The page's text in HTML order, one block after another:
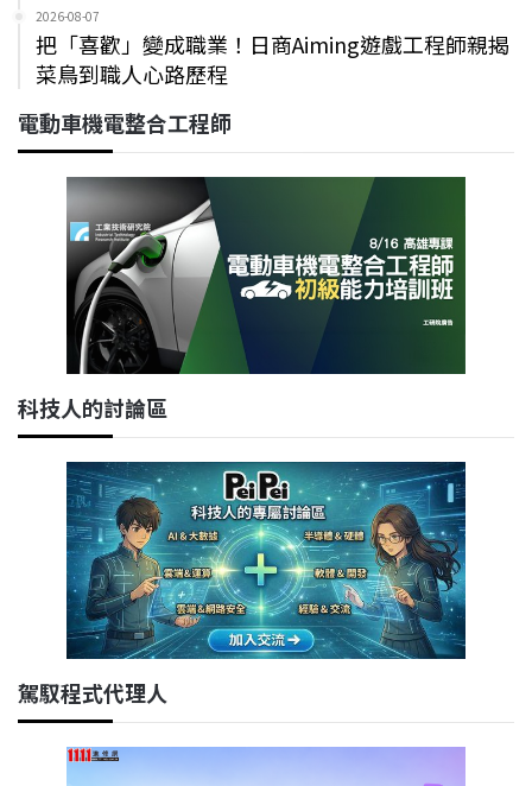
2026-08-07
把「喜歡」變成職業！日商Aiming遊戲工程師親揭
菜鳥到職人心路歷程
電動車機電整合工程師
科技人的討論區
駕馭程式代理人